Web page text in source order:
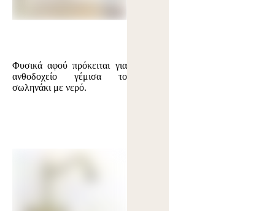
Φυσικά αφού πρόκειται για
ανθοδοχείο γέμισα το
σωληνάκι με νερό.